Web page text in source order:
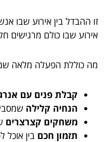
זו ההבדל בין אירוע שבו
אירוע שבו כולם מרגישים
מה כוללת הפעלה מלאה
קבלת פנים עם
הנחיה קלילה
משחקים קצרצרים
תזמון חכם בין